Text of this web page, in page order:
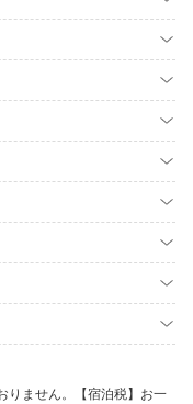
りません。【宿泊税】お一